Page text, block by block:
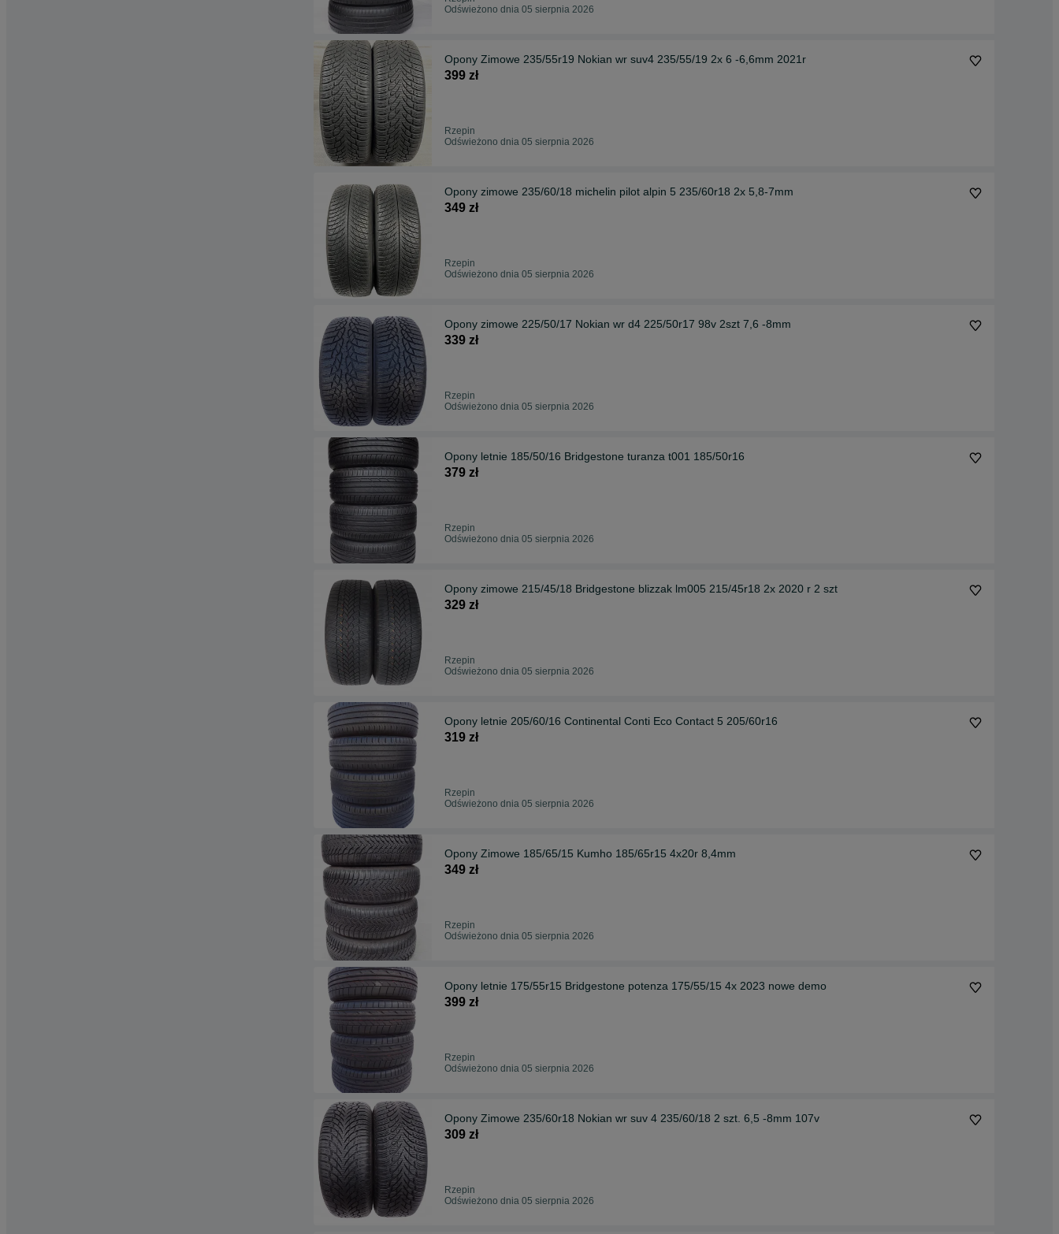
Odświeżono dnia 05 sierpnia 2026
Opony Zimowe 235/55r19 Nokian wr suv4 235/55/19 2x 6 -6,6mm 2021r
399 zł
Rzepin
Odświeżono dnia 05 sierpnia 2026
Opony zimowe 235/60/18 michelin pilot alpin 5 235/60r18 2x 5,8-7mm
349 zł
Rzepin
Odświeżono dnia 05 sierpnia 2026
Opony zimowe 225/50/17 Nokian wr d4 225/50r17 98v 2szt 7,6 -8mm
339 zł
Rzepin
Odświeżono dnia 05 sierpnia 2026
Opony letnie 185/50/16 Bridgestone turanza t001 185/50r16
379 zł
Rzepin
Odświeżono dnia 05 sierpnia 2026
Opony zimowe 215/45/18 Bridgestone blizzak lm005 215/45r18 2x 2020 r 2 szt
329 zł
Rzepin
Odświeżono dnia 05 sierpnia 2026
Opony letnie 205/60/16 Continental Conti Eco Contact 5 205/60r16
319 zł
Rzepin
Odświeżono dnia 05 sierpnia 2026
Opony Zimowe 185/65/15 Kumho 185/65r15 4x20r 8,4mm
349 zł
Rzepin
Odświeżono dnia 05 sierpnia 2026
Opony letnie 175/55r15 Bridgestone potenza 175/55/15 4x 2023 nowe demo
399 zł
Rzepin
Odświeżono dnia 05 sierpnia 2026
Opony Zimowe 235/60r18 Nokian wr suv 4 235/60/18 2 szt. 6,5 -8mm 107v
309 zł
Rzepin
Odświeżono dnia 05 sierpnia 2026